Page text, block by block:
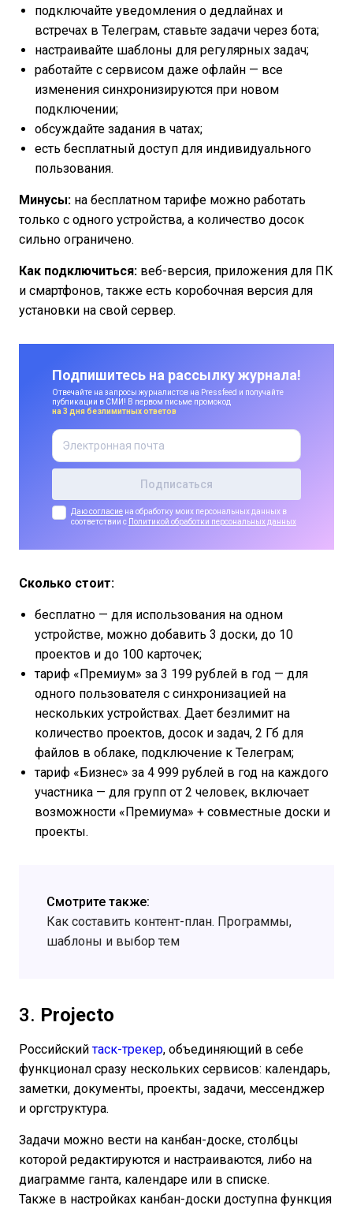
подключайте уведомления о дедлайнах и
встречах в Телеграм, ставьте задачи через бота;
настраивайте шаблоны для регулярных задач;
работайте с сервисом даже офлайн — все
изменения синхронизируются при новом
подключении;
обсуждайте задания в чатах;
есть бесплатный доступ для индивидуального
пользования.
Минусы: на бесплатном тарифе можно работать
только с одного устройства, а количество досок
сильно ограничено.
Как подключиться: веб-версия, приложения для ПК
и смартфонов, также есть коробочная версия для
установки на свой сервер.
Подпишитесь на рассылку журнала!
Отвечайте на запросы журналистов на Pressfeed и получайте
публикации в СМИ! В первом письме промокод
на 3 дня безлимитных ответов
Даю согласие на обработку моих персональных данных в
соответствии с
Политикой обработки персональных данных
Сколько стоит:
бесплатно — для использования на одном
устройстве, можно добавить 3 доски, до 10
проектов и до 100 карточек;
тариф «Премиум» за 3 199 рублей в год — для
одного пользователя с синхронизацией на
нескольких устройствах. Дает безлимит на
количество проектов, досок и задач, 2 Гб для
файлов в облаке, подключение к Телеграм;
тариф «Бизнес» за 4 999 рублей в год на каждого
участника — для групп от 2 человек, включает
возможности «Премиума» + совместные доски и
проекты.
Смотрите также:
Как составить контент-план. Программы,
шаблоны и выбор тем
3. Projecto
Российскийтаск-трекер, объединяющий в себе
функционал сразу нескольких сервисов: календарь,
заметки, документы, проекты, задачи, мессенджер
и оргструктура.
Задачи можно вести на канбан-доске, столбцы
которой редактируются и настраиваются, либо на
диаграмме ганта, календаре или в списке.
Также в настройках канбан-доски доступна функция